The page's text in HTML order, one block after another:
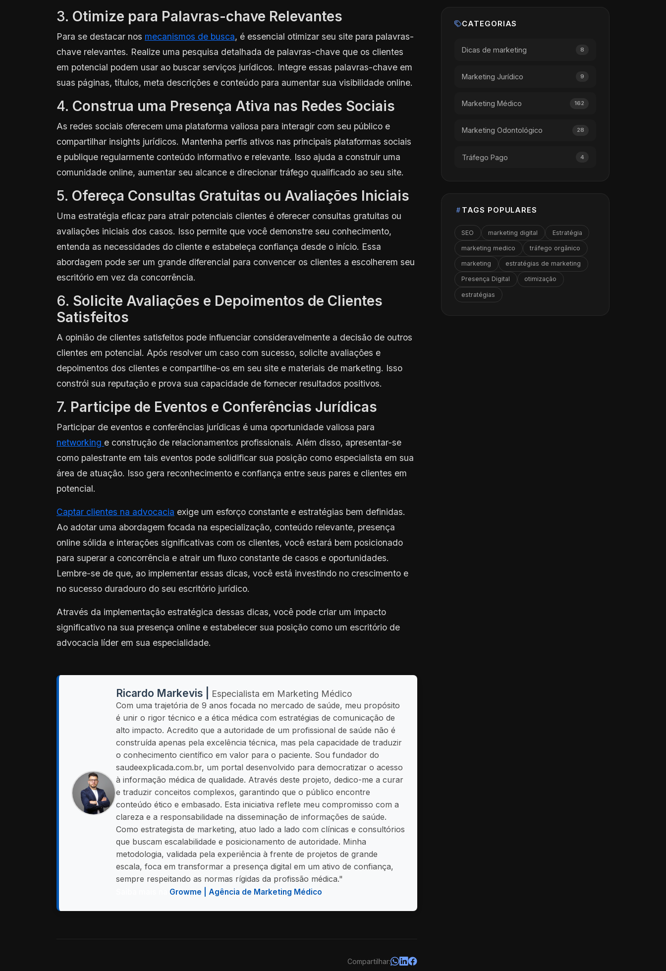
3. Otimize para Palavras-chave Relevantes
Para se destacar nos mecanismos de busca, é essencial otimizar seu site para palavras-
chave relevantes. Realize uma pesquisa detalhada de palavras-chave que os clientes
em potencial podem usar ao buscar serviços jurídicos. Integre essas palavras-chave em
suas páginas, títulos, meta descrições e conteúdo para aumentar sua visibilidade online.
4. Construa uma Presença Ativa nas Redes Sociais
As redes sociais oferecem uma plataforma valiosa para interagir com seu público e
compartilhar insights jurídicos. Mantenha perfis ativos nas principais plataformas sociais
e publique regularmente conteúdo informativo e relevante. Isso ajuda a construir uma
comunidade online, aumentar seu alcance e direcionar tráfego qualificado ao seu site.
5. Ofereça Consultas Gratuitas ou Avaliações Iniciais
Uma estratégia eficaz para atrair potenciais clientes é oferecer consultas gratuitas ou
avaliações iniciais dos casos. Isso permite que você demonstre seu conhecimento,
entenda as necessidades do cliente e estabeleça confiança desde o início. Essa
abordagem pode ser um grande diferencial para convencer os clientes a escolherem seu
escritório em vez da concorrência.
6. Solicite Avaliações e Depoimentos de Clientes
Satisfeitos
A opinião de clientes satisfeitos pode influenciar consideravelmente a decisão de outros
clientes em potencial. Após resolver um caso com sucesso, solicite avaliações e
depoimentos dos clientes e compartilhe-os em seu site e materiais de marketing. Isso
constrói sua reputação e prova sua capacidade de fornecer resultados positivos.
7. Participe de Eventos e Conferências Jurídicas
Participar de eventos e conferências jurídicas é uma oportunidade valiosa para
networking e construção de relacionamentos profissionais. Além disso, apresentar-se
como palestrante em tais eventos pode solidificar sua posição como especialista em sua
área de atuação. Isso gera reconhecimento e confiança entre seus pares e clientes em
potencial.
Captar clientes na advocacia exige um esforço constante e estratégias bem definidas.
Ao adotar uma abordagem focada na especialização, conteúdo relevante, presença
online sólida e interações significativas com os clientes, você estará bem posicionado
para superar a concorrência e atrair um fluxo constante de casos e oportunidades.
Lembre-se de que, ao implementar essas dicas, você está investindo no crescimento e
no sucesso duradouro do seu escritório jurídico.
Através da implementação estratégica dessas dicas, você pode criar um impacto
significativo na sua presença online e estabelecer sua posição como um escritório de
advocacia líder em sua especialidade.
Ricardo Markevis | Especialista em Marketing Médico
Com uma trajetória de 9 anos focada no mercado de saúde, meu propósito
é unir o rigor técnico e a ética médica com estratégias de comunicação de
alto impacto. Acredito que a autoridade de um profissional de saúde não é
construída apenas pela excelência técnica, mas pela capacidade de traduzir
o conhecimento científico em valor para o paciente. Sou fundador do
saudeexplicada.com.br, um portal desenvolvido para democratizar o acesso
à informação médica de qualidade. Através deste projeto, dedico-me a curar
e traduzir conceitos complexos, garantindo que o público encontre
conteúdo ético e embasado. Esta iniciativa reflete meu compromisso com a
clareza e a responsabilidade na disseminação de informações de saúde.
Como estrategista de marketing, atuo lado a lado com clínicas e consultórios
que buscam escalabilidade e posicionamento de autoridade. Minha
metodologia, validada pela experiência à frente de projetos de grande
escala, foca em transformar a presença digital em um ativo de confiança,
sempre respeitando as normas rígidas da profissão médica."
Growme | Agência de Marketing Médico
Compartilhar:
CATEGORIAS
Dicas de marketing 8
Marketing Jurídico 9
Marketing Médico 162
Marketing Odontológico 28
Tráfego Pago 4
TAGS POPULARES
SEO marketing digital Estratégia
marketing medico tráfego orgânico
marketing estratégias de marketing
Presença Digital otimização
estratégias